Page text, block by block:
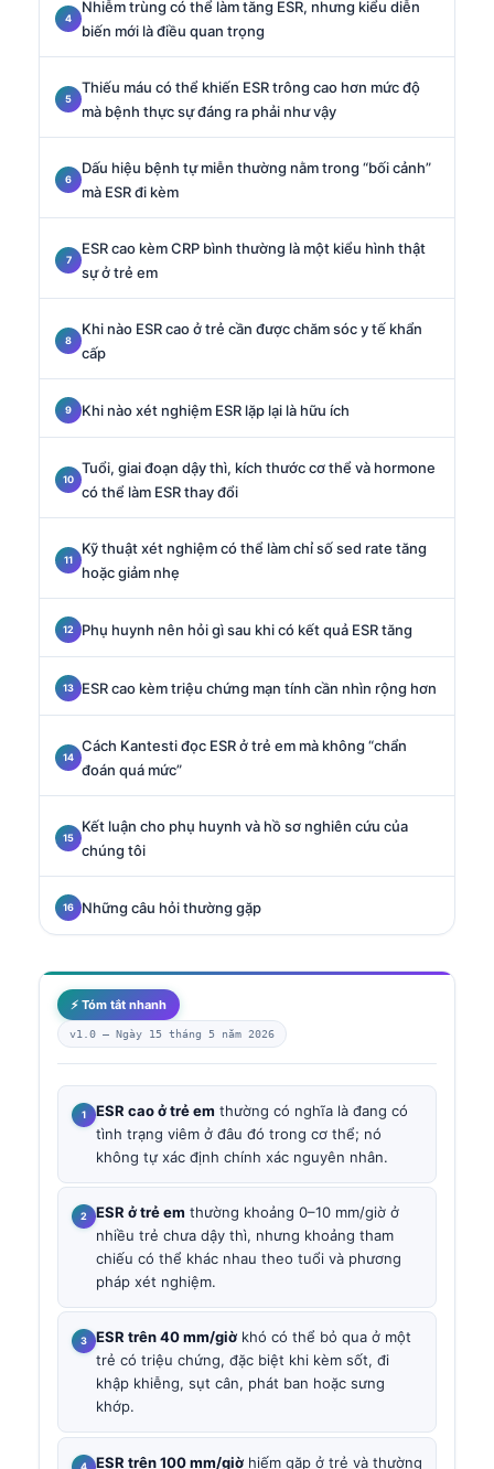
Nhiễm trùng có thể làm tăng ESR, nhưng kiểu diễn
biến mới là điều quan trọng
Thiếu máu có thể khiến ESR trông cao hơn mức độ
mà bệnh thực sự đáng ra phải như vậy
Dấu hiệu bệnh tự miễn thường nằm trong “bối cảnh”
mà ESR đi kèm
ESR cao kèm CRP bình thường là một kiểu hình thật
sự ở trẻ em
Khi nào ESR cao ở trẻ cần được chăm sóc y tế khẩn
cấp
Khi nào xét nghiệm ESR lặp lại là hữu ích
Tuổi, giai đoạn dậy thì, kích thước cơ thể và hormone
có thể làm ESR thay đổi
Kỹ thuật xét nghiệm có thể làm chỉ số sed rate tăng
hoặc giảm nhẹ
Phụ huynh nên hỏi gì sau khi có kết quả ESR tăng
ESR cao kèm triệu chứng mạn tính cần nhìn rộng hơn
Cách Kantesti đọc ESR ở trẻ em mà không “chẩn
đoán quá mức”
Kết luận cho phụ huynh và hồ sơ nghiên cứu của
chúng tôi
Những câu hỏi thường gặp
⚡ Tóm tắt nhanh
v1.0 — Ngày 15 tháng 5 năm 2026
ESR cao ở trẻ em thường có nghĩa là đang có
tình trạng viêm ở đâu đó trong cơ thể; nó
không tự xác định chính xác nguyên nhân.
ESR ở trẻ em thường khoảng 0–10 mm/giờ ở
nhiều trẻ chưa dậy thì, nhưng khoảng tham
chiếu có thể khác nhau theo tuổi và phương
pháp xét nghiệm.
ESR trên 40 mm/giờ khó có thể bỏ qua ở một
trẻ có triệu chứng, đặc biệt khi kèm sốt, đi
khập khiễng, sụt cân, phát ban hoặc sưng
khớp.
ESR trên 100 mm/giờ hiếm gặp ở trẻ và thường